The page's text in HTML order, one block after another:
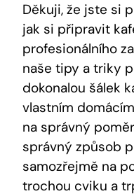
Děkuji, že jste si
jak si připravit
profesionálního
naše tipy​ a triky
dokonalou šálek
⁢vlastním
na správný
správný způsob
samozřejmě na
⁤trochou⁢ cviku a